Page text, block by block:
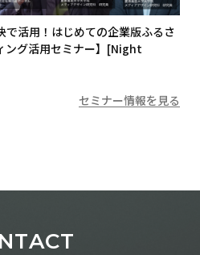
で活用！はじめての企業版ふるさ
ング活用セミナー】[Night
セミナー情報を見る